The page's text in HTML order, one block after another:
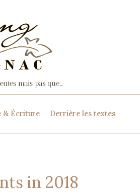
& Écriture Derrière les textes
in 2018